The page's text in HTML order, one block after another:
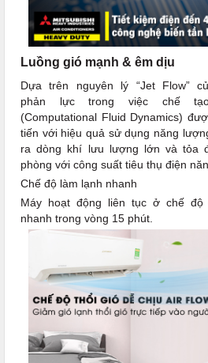
Luồng gió mạnh & êm dịu
Dựa trên nguyên lý “Jet Flow”
phản lực trong việc chế
(Computational Fluid Dynamics)
tiến với hiệu quả sử dụng năng
ra dòng khí lưu lượng lớn và tỏa
phòng với công suất tiêu thụ điện
Chế độ làm lạnh nhanh
Máy hoạt động liên tục ở chế độ
nhanh trong vòng 15 phút.